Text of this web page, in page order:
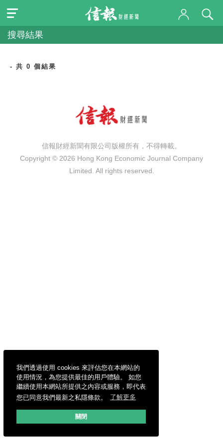
我們透過使用 cookies 來評估您在本網站的
使用情況，為您提供最佳的用戶體驗。 如您
繼續使用本網站所提供之內容或服務，即代表
您已同意我們最新之私隱條款。
了解更多
關閉
搜尋結果
- 共 0 個結果
信報財經新聞有限公司版權所有，不得轉載。
Copyright © 2026 Hong Kong Economic Journal Company
Limited. All rights reserved.